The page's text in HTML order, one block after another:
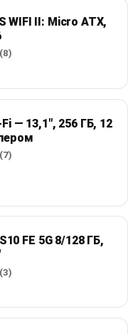
WIFI II: Micro ATX,
(8)
— 13,1", 256 ГБ, 12
(7)
FE 5G 8/128 ГБ,
(3)